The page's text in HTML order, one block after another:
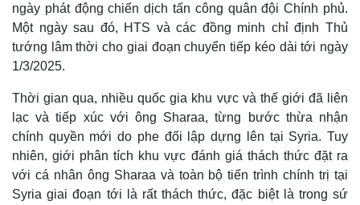
Quan sát
Cuộc sống đó đây
Hồ sơ
Ảnh
E-Magazine
Infographic
ngày phát động chiến dịch tấn công quân đội Chính phủ.
Một ngày sau đó, HTS và các đồng minh chỉ định Thủ
tướng lâm thời cho giai đoạn chuyển tiếp kéo dài tới ngày
1/3/2025.
Thời gian qua, nhiều quốc gia khu vực và thế giới đã liên
lạc và tiếp xúc với ông Sharaa, từng bước thừa nhận
chính quyền mới do phe đối lập dựng lên tại Syria. Tuy
nhiên, giới phân tích khu vực đánh giá thách thức đặt ra
với cá nhân ông Sharaa và toàn bộ tiến trình chính trị tại
Syria giai đoạn tới là rất thách thức, đặc biệt là trong sứ